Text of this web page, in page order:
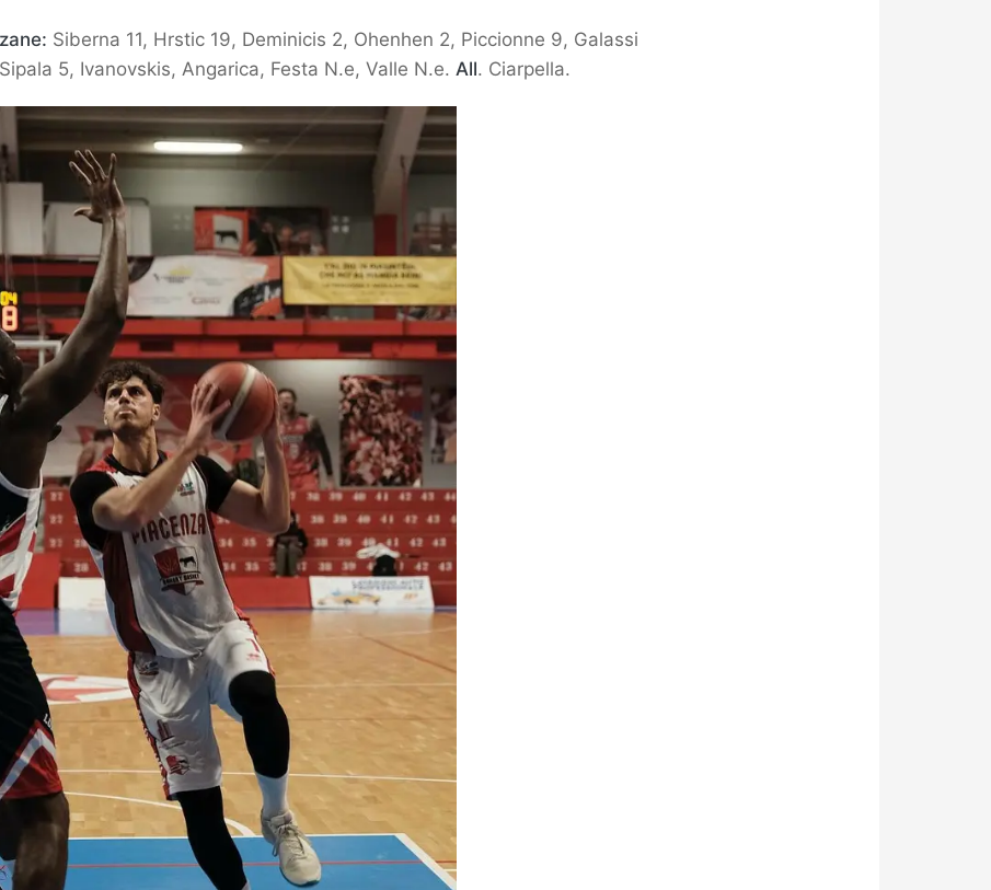
Siberna 11, Hrstic 19, Deminicis 2, Ohenhen 2, Piccionne 9, Galassi
5, Ivanovskis, Angarica, Festa N.e, Valle N.e. All. Ciarpella.